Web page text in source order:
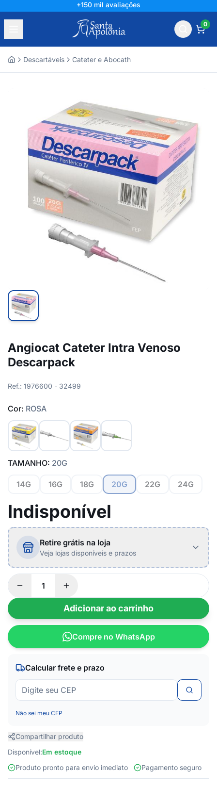
+150 mil avaliações
0
Descartáveis Cateter e Abocath
Angiocat Cateter Intra Venoso
Descarpack
Ref.: 1976600 - 32499
Cor: ROSA
TAMANHO: 20G
14G 16G 18G 20G 22G 24G
Indisponível
Retire grátis na loja
Veja lojas disponíveis e prazos
Adicionar ao carrinho
Compre no WhatsApp
Calcular frete e prazo
Não sei meu CEP
Compartilhar produto
Disponível:Em estoque
Produto pronto para envio imediato
Pagamento seguro